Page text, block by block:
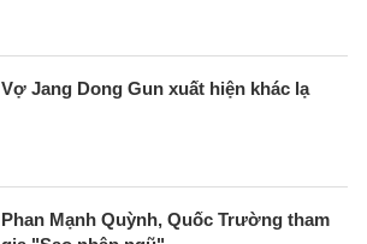
Vợ Jang Dong Gun xuất hiện khác lạ
Phan Mạnh Quỳnh, Quốc Trường tham